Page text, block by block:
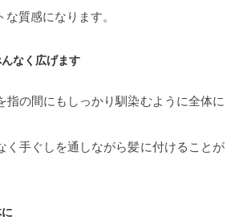
質感になります。
なく広げます
指の間にもしっかり馴染むように全体に
く手ぐしを通しながら髪に付けることが